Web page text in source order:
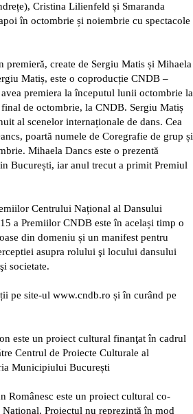
Cristina Lilienfeld și Smaranda
în octombrie și noiembrie cu spectacole
create de Sergiu Matis și Mihaela
Matiș, este o coproducție CNDB –
premiera la începutul lunii octombrie la
de octombrie, la CNDB. Sergiu Matiș
al scenelor internaționale de dans. Cea
poartă numele de Coregrafie de grup și
Mihaela Dancs este o prezentă
București, iar anul trecut a primit Premiul
Centrului Național al Dansului
a Premiilor CNDB este în același timp o
din domeniu și un manifest pentru
asupra rolului şi locului dansului
societate.
pe site-ul www.cndb.ro și în curând pe
este un proiect cultural finanţat în cadrul
Centrul de Proiecte Culturale al
Municipiului București
Românesc este un proiect cultural co-
Proiectul nu reprezintă în mod